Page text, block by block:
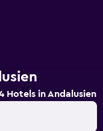
Hotels in Andalusien